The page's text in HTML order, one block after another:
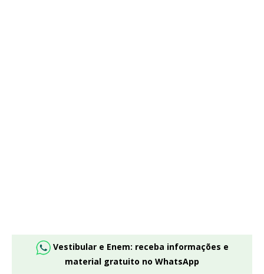
Vestibular e Enem: receba informações e
material gratuito no WhatsApp